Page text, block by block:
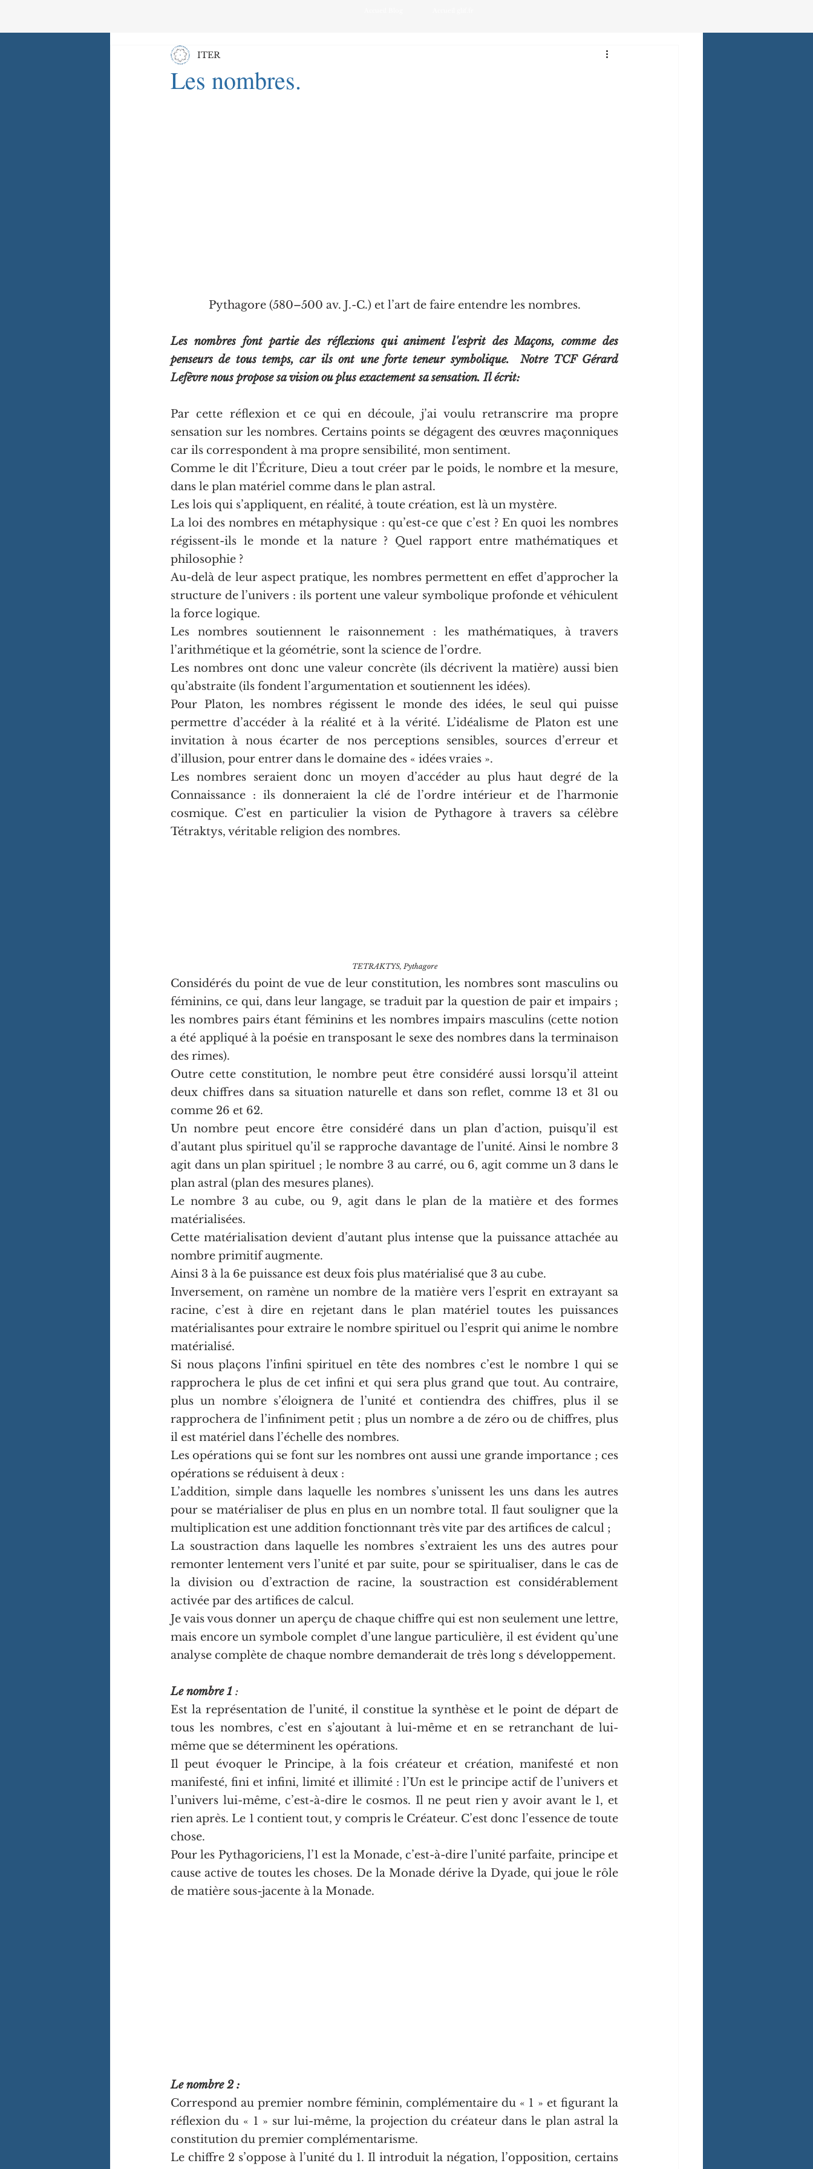
Les nombres.
ITER
Pythagore (580–500 av. J.-C.) et l’art de faire entendre les nombres.
Les nombres font partie des réflexions qui animent l'esprit des Maçons, comme des
penseurs de tous temps, car ils ont une forte teneur symbolique.  Notre TCF Gérard
Lefèvre nous propose sa vision ou plus exactement sa sensation. Il écrit:
Par cette réflexion et ce qui en découle, j’ai voulu retranscrire ma propre
sensation sur les nombres. Certains points se dégagent des œuvres maçonniques
car ils correspondent à ma propre sensibilité, mon sentiment.
Comme le dit l’Écriture, Dieu a tout créer par le poids, le nombre et la mesure,
dans le plan matériel comme dans le plan astral.
Les lois qui s’appliquent, en réalité, à toute création, est là un mystère.
La loi des nombres en métaphysique : qu’est-ce que c’est ? En quoi les nombres
régissent-ils le monde et la nature ? Quel rapport entre mathématiques et
philosophie ?
Au-delà de leur aspect pratique, les nombres permettent en effet d’approcher la
structure de l’univers : ils portent une valeur symbolique profonde et véhiculent
la force logique.
Les nombres soutiennent le raisonnement : les mathématiques, à travers
l’arithmétique et la géométrie, sont la science de l’ordre.
Les nombres ont donc une valeur concrète (ils décrivent la matière) aussi bien
qu’abstraite (ils fondent l’argumentation et soutiennent les idées).
Pour Platon, les nombres régissent le monde des idées, le seul qui puisse
permettre d’accéder à la réalité et à la vérité. L’idéalisme de Platon est une
invitation à nous écarter de nos perceptions sensibles, sources d’erreur et
d’illusion, pour entrer dans le domaine des « idées vraies ».
Les nombres seraient donc un moyen d’accéder au plus haut degré de la
Connaissance : ils donneraient la clé de l’ordre intérieur et de l’harmonie
cosmique. C’est en particulier la vision de Pythagore à travers sa célèbre
Tétraktys, véritable religion des nombres.
TETRAKTYS, Pythagore
Considérés du point de vue de leur constitution, les nombres sont masculins ou
féminins, ce qui, dans leur langage, se traduit par la question de pair et impairs ;
les nombres pairs étant féminins et les nombres impairs masculins (cette notion
a été appliqué à la poésie en transposant le sexe des nombres dans la terminaison
des rimes).
Outre cette constitution, le nombre peut être considéré aussi lorsqu’il atteint
deux chiffres dans sa situation naturelle et dans son reflet, comme 13 et 31 ou
comme 26 et 62.
Un nombre peut encore être considéré dans un plan d’action, puisqu’il est
d’autant plus spirituel qu’il se rapproche davantage de l’unité. Ainsi le nombre 3
agit dans un plan spirituel ; le nombre 3 au carré, ou 6, agit comme un 3 dans le
plan astral (plan des mesures planes).
Le nombre 3 au cube, ou 9, agit dans le plan de la matière et des formes
matérialisées.
Cette matérialisation devient d’autant plus intense que la puissance attachée au
nombre primitif augmente.
Ainsi 3 à la 6e puissance est deux fois plus matérialisé que 3 au cube.
Inversement, on ramène un nombre de la matière vers l’esprit en extrayant sa
racine, c’est à dire en rejetant dans le plan matériel toutes les puissances
matérialisantes pour extraire le nombre spirituel ou l’esprit qui anime le nombre
matérialisé.
Si nous plaçons l’infini spirituel en tête des nombres c’est le nombre 1 qui se
rapprochera le plus de cet infini et qui sera plus grand que tout. Au contraire,
plus un nombre s’éloignera de l’unité et contiendra des chiffres, plus il se
rapprochera de l’infiniment petit ; plus un nombre a de zéro ou de chiffres, plus
il est matériel dans l’échelle des nombres.
Les opérations qui se font sur les nombres ont aussi une grande importance ; ces
opérations se réduisent à deux :
L’addition, simple dans laquelle les nombres s’unissent les uns dans les autres
pour se matérialiser de plus en plus en un nombre total. Il faut souligner que la
multiplication est une addition fonctionnant très vite par des artifices de calcul ;
La soustraction dans laquelle les nombres s’extraient les uns des autres pour
remonter lentement vers l’unité et par suite, pour se spiritualiser, dans le cas de
la division ou d’extraction de racine, la soustraction est considérablement
activée par des artifices de calcul.
Je vais vous donner un aperçu de chaque chiffre qui est non seulement une lettre,
mais encore un symbole complet d’une langue particulière, il est évident qu’une
analyse complète de chaque nombre demanderait de très long s développement.
Le nombre 1 :
Est la représentation de l’unité, il constitue la synthèse et le point de départ de
tous les nombres, c’est en s’ajoutant à lui-même et en se retranchant de lui-
même que se déterminent les opérations.
Il peut évoquer le Principe, à la fois créateur et création, manifesté et non
manifesté, fini et infini, limité et illimité : l’Un est le principe actif de l’univers et
l’univers lui-même, c’est-à-dire le cosmos. Il ne peut rien y avoir avant le 1, et
rien après. Le 1 contient tout, y compris le Créateur. C’est donc l’essence de toute
chose.
Pour les Pythagoriciens, l’1 est la Monade, c’est-à-dire l’unité parfaite, principe et
cause active de toutes les choses. De la Monade dérive la Dyade, qui joue le rôle
de matière sous-jacente à la Monade.
Le nombre 2 :
Correspond au premier nombre féminin, complémentaire du « 1 » et figurant la
réflexion du « 1 » sur lui-même, la projection du créateur dans le plan astral la
constitution du premier complémentarisme.
Le chiffre 2 s’oppose à l’unité du 1. Il introduit la négation, l’opposition, certains